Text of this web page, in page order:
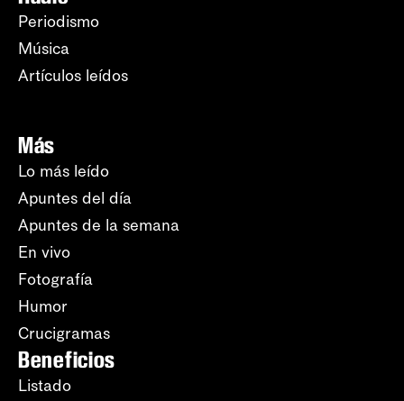
Periodismo
Música
Artículos leídos
Más
Lo más leído
Apuntes del día
Apuntes de la semana
En vivo
Fotografía
Humor
Crucigramas
Beneficios
Listado